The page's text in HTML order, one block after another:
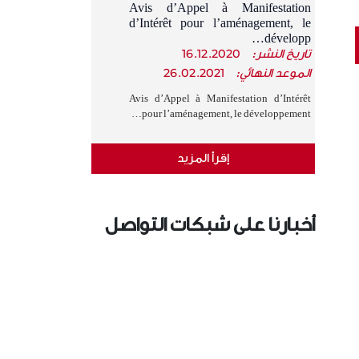
Avis d’Appel à Manifestation
d’Intérêt pour l’aménagement, le
développ…
تاريخ النشر:
16.12.2020
الموعد النهائي: 26.02.2021
Avis d’Appel à Manifestation d’Intérêt
pour l’aménagement, le développement…
إقرأ المزيد
أخبارنا على شبكات التواصل